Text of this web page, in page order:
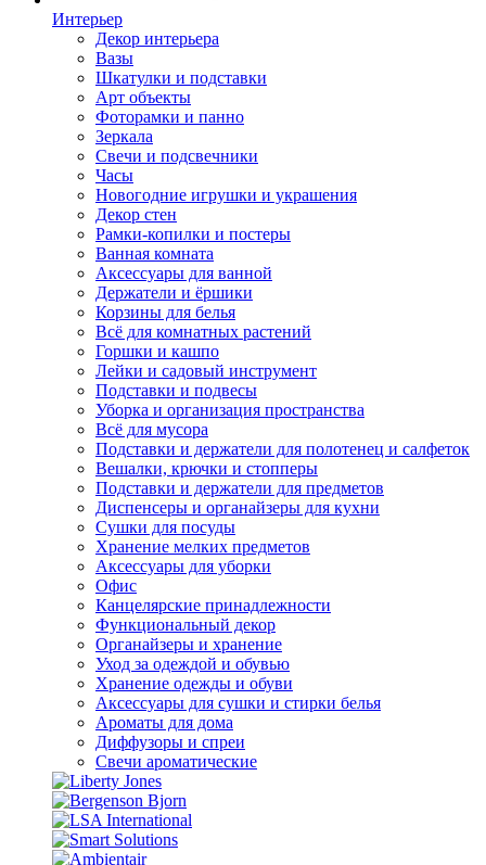
Интерьер
Декор интерьера
Вазы
Шкатулки и подставки
Арт объекты
Фоторамки и панно
Зеркала
Свечи и подсвечники
Часы
Новогодние игрушки и украшения
Декор стен
Рамки-копилки и постеры
Ванная комната
Аксессуары для ванной
Держатели и ёршики
Корзины для белья
Всё для комнатных растений
Горшки и кашпо
Лейки и садовый инструмент
Подставки и подвесы
Уборка и организация пространства
Всё для мусора
Подставки и держатели для полотенец и салфеток
Вешалки, крючки и стопперы
Подставки и держатели для предметов
Диспенсеры и органайзеры для кухни
Сушки для посуды
Хранение мелких предметов
Аксессуары для уборки
Офис
Канцелярские принадлежности
Функциональный декор
Органайзеры и хранение
Уход за одеждой и обувью
Хранение одежды и обуви
Аксессуары для сушки и стирки белья
Ароматы для дома
Диффузоры и спреи
Свечи ароматические